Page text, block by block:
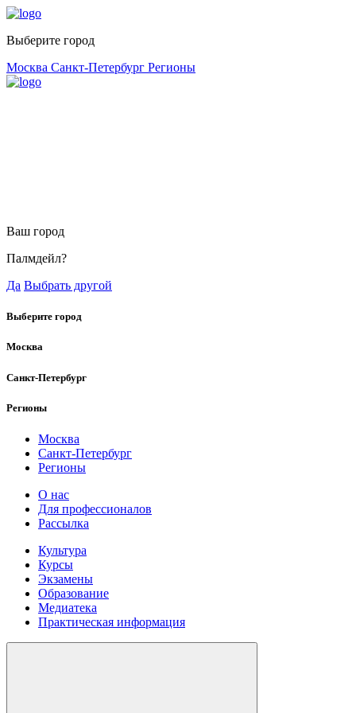
Выберите город
Москва Санкт-Петербург Регионы
Ваш город
Палмдейл?
Да Выбрать другой
Выберите город
Москва
Санкт-Петербург
Регионы
Москва
Санкт-Петербург
Регионы
О нас
Для профессионалов
Рассылка
Культура
Курсы
Экзамены
Образование
Медиатека
Практическая информация